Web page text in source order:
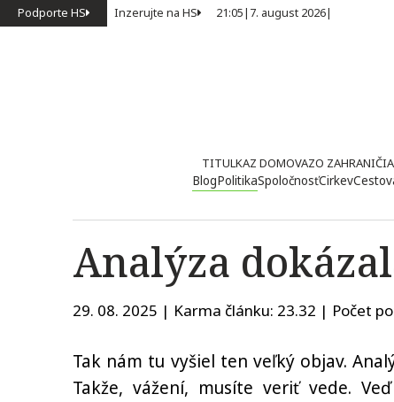
Podporte HS Inzerujte na HS 21:05| 7. august 2026|
TITULKAZ DOMOVAZO ZAHRANIČIA
BlogPolitikaSpoločnosťCirkev
Analýza
29. 08. 2025 | Karma článku: 23.32 | Počet
Tak nám tu vyšiel ten veľký objav.
Takže, vážení, musíte veriť vede.